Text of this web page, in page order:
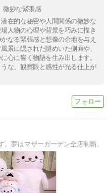
微妙な緊張感
在的な秘密や人間関係の微妙な
人物の心理や背景を巧みに描き
なる緊張感と想像の余地を与え
景に隠された謎めいた側面や、
心に響く物語を生み出します。
な、観察眼と感性が光る仕上が
夢はマザーガーデン全店制覇。